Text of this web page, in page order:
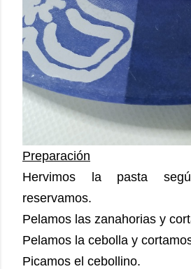
Preparación
Hervimos la pasta
reservamos.
Pelamos las zanahorias y
Pelamos la cebolla y
Picamos el cebollino.